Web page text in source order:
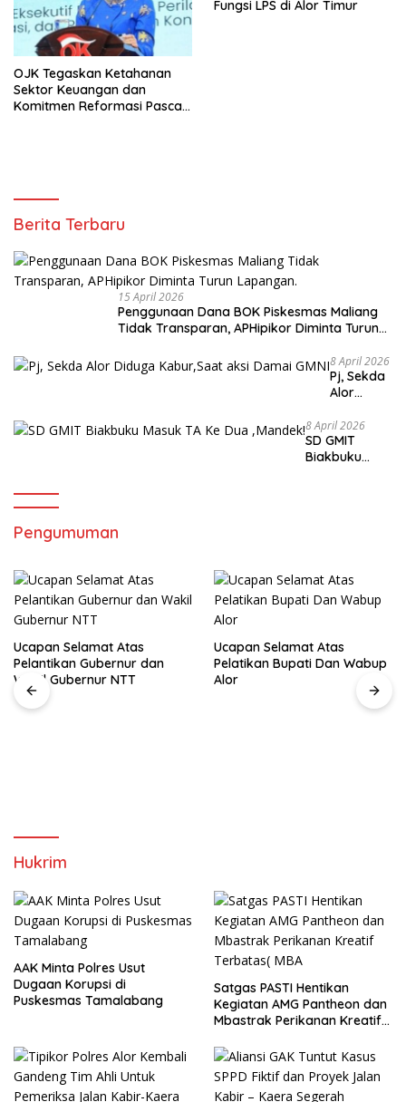
OJK Tegaskan Ketahanan
Sektor Keuangan dan
Komitmen Reformasi Pasca
Fungsi LPS di Alor Timur
Berita Terbaru
15 April 2026
Penggunaan Dana BOK Piskesmas Maliang
Tidak Transparan, APHipikor Diminta Turun
8 April 2026
Pj, Sekda
Alor
Kabur,Sa
at aksi
Damai
8 April 2026
SD GMIT
Biakbuku
Pengumuman
Ucapan Selamat Atas
Pelantikan Gubernur dan
Wakil Gubernur NTT
Ucapan Selamat Atas
Pelatikan Bupati Dan Wabup
Alor
Hukrim
AAK Minta Polres Usut
Dugaan Korupsi di
Puskesmas Tamalabang
Satgas PASTI Hentikan
Kegiatan AMG Pantheon dan
Mbastrak Perikanan Kreatif